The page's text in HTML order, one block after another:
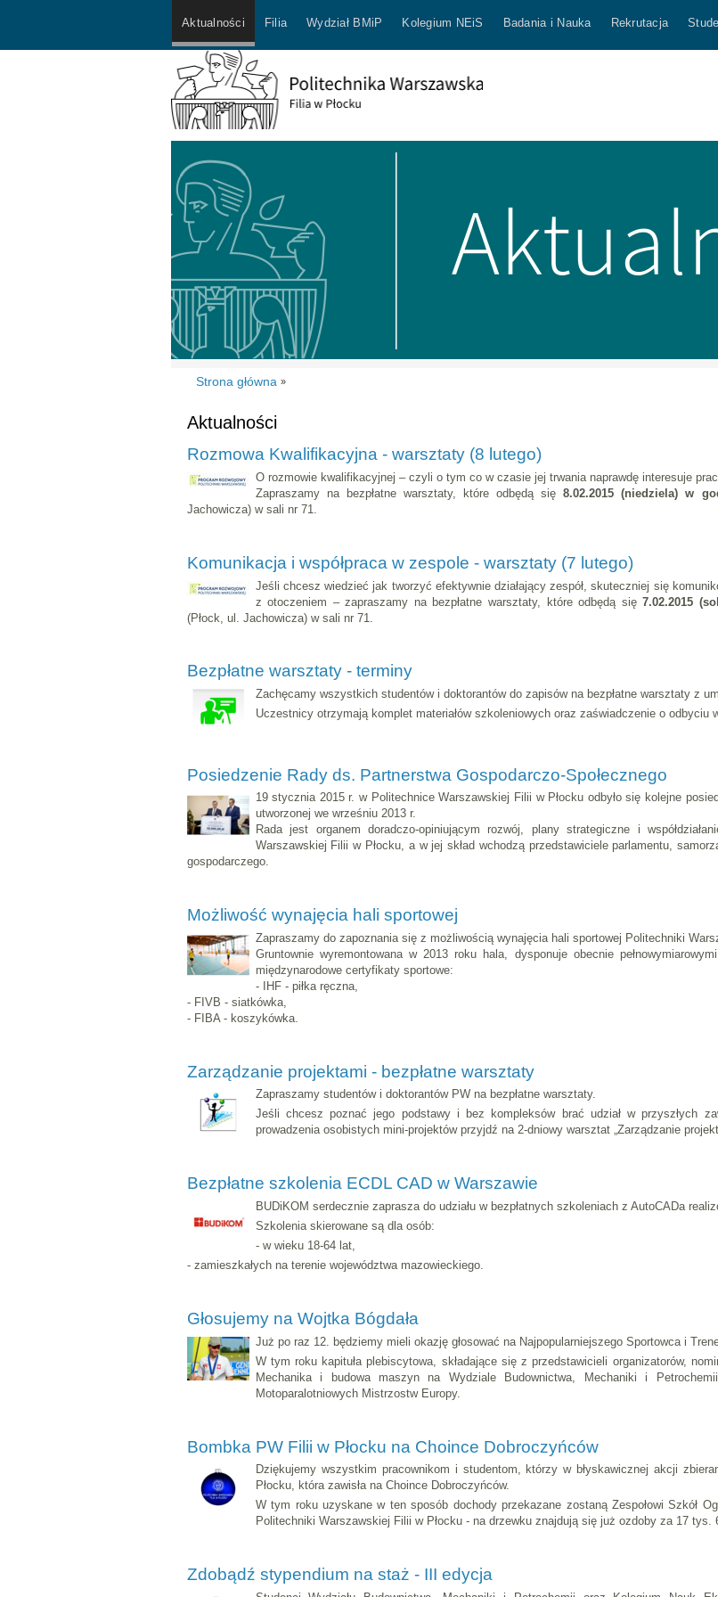
Aktualności Filia Wydział BMiP Kolegium NEiS Badania i Nauka Rekrutacja
Strona główna »
Aktualności
Rozmowa Kwalifikacyjna - warsztaty (8 lutego)
O rozmowie kwalifikacyjnej – czyli o tym co w czasie jej trwania naprawdę interesuje
Zapraszamy na bezpłatne warsztaty, które odbędą się8.02.2015 (niedziela) w
Jachowicza) w sali nr 71.
Komunikacja i współpraca w zespole - warsztaty (7 lutego)
Jeśli chcesz wiedzieć jak tworzyć efektywnie działający zespół, skuteczniej się
z otoczeniem – zapraszamy na bezpłatne warsztaty, które odbędą się7.02.2015
(Płock, ul. Jachowicza) w sali nr 71.
Bezpłatne warsztaty - terminy
Zachęcamy wszystkich studentów i doktorantów do zapisów na bezpłatne warsztaty z
Uczestnicy otrzymają komplet materiałów szkoleniowych oraz zaświadczenie o odbyciu
Posiedzenie Rady ds. Partnerstwa Gospodarczo-Społecznego
19 stycznia 2015 r. w Politechnice Warszawskiej Filii w Płocku odbyło się kolejne
utworzonej we wrześniu 2013 r.
Rada jest organem doradczo-opiniującym rozwój, plany strategiczne i
Warszawskiej Filii w Płocku, a w jej skład wchodzą przedstawiciele parlamentu,
gospodarczego.
Możliwość wynajęcia hali sportowej
Zapraszamy do zapoznania się z możliwością wynajęcia hali sportowej Politechniki
Gruntownie wyremontowana w 2013 roku hala, dysponuje obecnie
międzynarodowe certyfikaty sportowe:
- IHF - piłka ręczna,
- FIVB - siatkówka,
- FIBA - koszykówka.
Zarządzanie projektami - bezpłatne warsztaty
Zapraszamy studentów i doktorantów PW na bezpłatne warsztaty.
Jeśli chcesz poznać jego podstawy i bez kompleksów brać udział w przyszłych
prowadzenia osobistych mini-projektów przyjdź na 2-dniowy warsztat „Zarządzanie
Bezpłatne szkolenia ECDL CAD w Warszawie
BUDiKOM serdecznie zaprasza do udziału w bezpłatnych szkoleniach z AutoCADa
Szkolenia skierowane są dla osób:
- w wieku 18-64 lat,
- zamieszkałych na terenie województwa mazowieckiego.
Głosujemy na Wojtka Bógdała
Już po raz 12. będziemy mieli okazję głosować na Najpopularniejszego Sportowca i
W tym roku kapituła plebiscytowa, składające się z przedstawicieli organizatorów,
Mechanika i budowa maszyn na Wydziale Budownictwa, Mechaniki i
Motoparalotniowych Mistrzostw Europy.
Bombka PW Filii w Płocku na Choince Dobroczyńców
Dziękujemy wszystkim pracownikom i studentom, którzy w błyskawicznej akcji
Płocku, która zawisła na Choince Dobroczyńców.
W tym roku uzyskane w ten sposób dochody przekazane zostaną Zespołowi Szkół
Politechniki Warszawskiej Filii w Płocku - na drzewku znajdują się już ozdoby za 17 tys.
Zdobądź stypendium na staż - III edycja